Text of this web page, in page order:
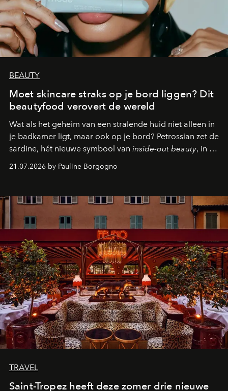
BEAUTY
Moet skincare straks op je bord liggen? Dit
beautyfood verovert de wereld
Wat als het geheim van een stralende huid niet alleen in
je badkamer ligt, maar ook op je bord? Petrossian zet de
sardine, hét nieuwe symbool van inside-out beauty, in de
kijker met twee gastronomische creaties.
21.07.2026 by Pauline Borgogno
TRAVEL
Saint-Tropez heeft deze zomer drie nieuwe